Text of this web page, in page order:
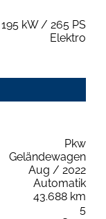
195 kW / 265 PS
Elektro
Pkw
Geländewagen
Aug / 2022
Automatik
43.688 km
5